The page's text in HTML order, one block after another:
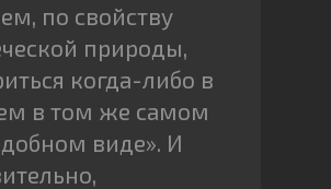
по свойству
природы,
когда-либо в
в том же самом
виде». И